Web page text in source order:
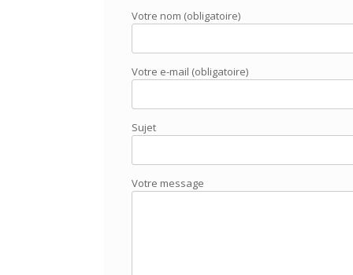
Votre nom (obligatoire)
Votre e-mail (obligatoire)
Sujet
Votre message